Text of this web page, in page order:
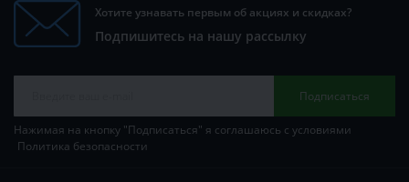
Хотите узнавать первым об акциях и скидках?
Подпишитесь на нашу рассылку
Подписаться
Нажимая на кнопку "Подписаться" я соглашаюсь с условиями
Политика безопасности